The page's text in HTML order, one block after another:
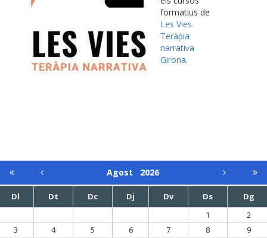
formatius de
Les Vies.
Teràpia
narrativa
Girona.
Agost 2026
Dl Dt Dc Dj Dv Ds
Dg
1
2
3
4 5 6 7 8
9